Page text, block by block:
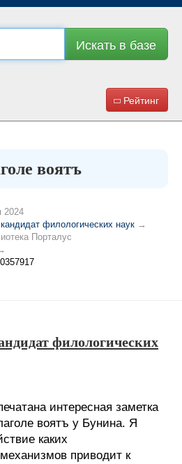
Искать в базе
Рейтинг
воятъ
2024
филологических наук →
Порталус
филологических
интересная заметка
воятъ у Бунина. Я
каких
приводит к